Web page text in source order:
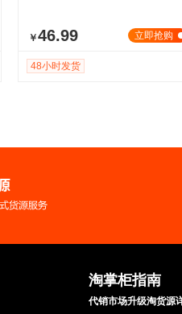
立即抢购
￥46.99
48小时发货
淘掌柜指南
代销市场升级淘货源